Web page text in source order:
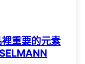
裡重要的元素